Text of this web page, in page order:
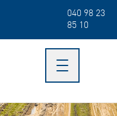
040 98 23
85 10
Toggle
navigation